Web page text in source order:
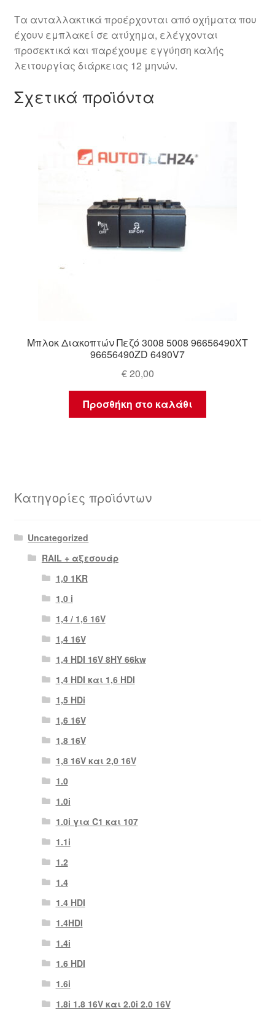
Τα ανταλλακτικά προέρχονται από οχήματα που
έχουν εμπλακεί σε ατύχημα, ελέγχονται
προσεκτικά και παρέχουμε εγγύηση καλής
λειτουργίας διάρκειας 12 μηνών.
Σχετικά προϊόντα
Μπλοκ Διακοπτών Πεζό 3008 5008 96656490XT
96656490ZD 6490V7
€20,00
Προσθήκη στο καλάθι
Κατηγορίες προϊόντων
Uncategorized
RAIL + αξεσουάρ
1,0 1KR
1,0 i
1,4 / 1,6 16V
1,4 16V
1,4 HDI 16V 8HY 66kw
1,4 HDI και 1,6 HDI
1,5 HDi
1,6 16V
1,8 16V
1,8 16V και 2,0 16V
1.0
1.0i
1.0i για C1 και 107
1.1i
1.2
1.4
1.4 HDI
1.4HDI
1.4i
1.6 HDI
1.6i
1.8i 1.8 16V και 2.0i 2.0 16V